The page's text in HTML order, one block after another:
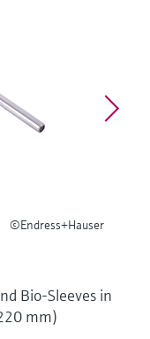
©Endress+Hauser
Bio-Sleeves in
mm)